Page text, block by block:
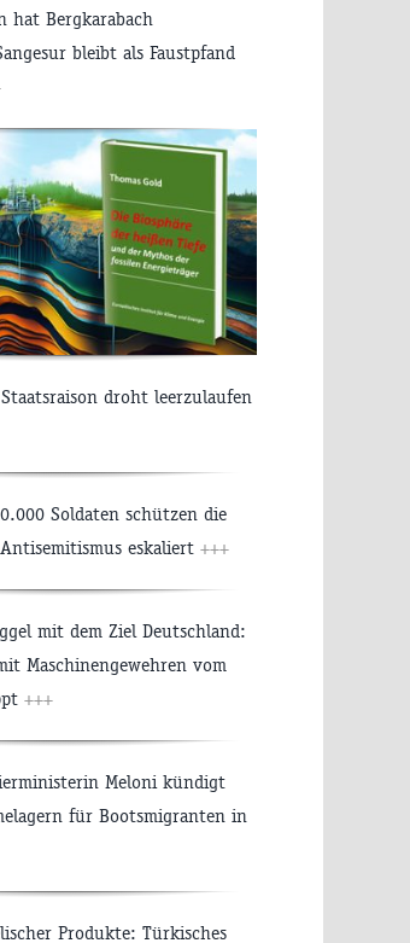
hat Bergkarabach
bleibt als Faustpfand
droht leerzulaufen
Soldaten schützen die
eskaliert +++
mit dem Ziel Deutschland:
Maschinengewehren vom
+++
Meloni kündigt
für Bootsmigranten in
Produkte: Türkisches